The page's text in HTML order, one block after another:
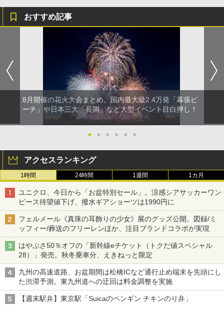
おすすめ記事
8月開催の花火大会まとめ。国内最大級2.4万発「幕張ビ
ーチ」や日本三大「長岡」など大型イベント目白押し！
● ● ● ● ● ●
アクセスランキング
1時間 24時間 1週間 1カ月
ユニクロ、今日から「お盆特別セール」。涼感シアサッカーワン
ピース待望値下げ、撥水ギアショーツは1990円に
フェルメール《真珠の耳飾りの少女》展のグッズ公開。図録/ミ
ッフィー/葬送のフリーレンほか、注目ブランドコラボが実現
はやぶさ50％オフの「新幹線eチケット（トクだ値スペシャル
28）」発売。秋冬乗車分、えきねっと限定
九州の高速道路、お盆期間は松橋ICなど通行止め端末を先頭にし
た渋滞予測。東九州道への迂回は料金調整を実施
【週末駅弁】東京駅「Suicaのペンギン チキンのり弁」